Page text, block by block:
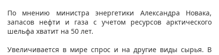
По мнению министра энергетики Александра Новака,
запасов нефти и газа с учетом ресурсов арктического
шельфа хватит на 50 лет.
Увеличивается в мире спрос и на другие виды сырья. В